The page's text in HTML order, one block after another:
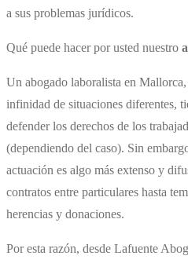
a sus problemas jurídicos.
Qué puede hacer por usted nuestro
Un ​abogado laboralista en
infinidad de situaciones diferentes,
defender los derechos de los
(dependiendo del caso). Sin
actuación es algo más extenso y
contratos entre particulares hasta
herencias y donaciones.
Por esta razón, desde Lafuente